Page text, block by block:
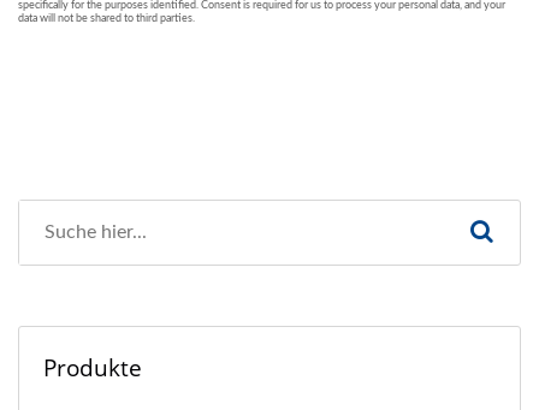
Produkte